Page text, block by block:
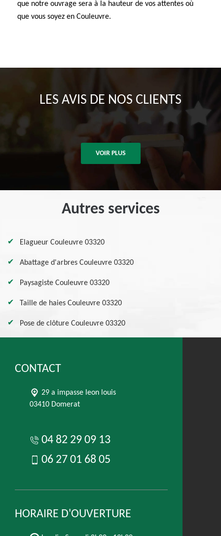
que notre ouvrage sera à la hauteur de vos attentes où
que vous soyez en Couleuvre.
LES AVIS DE NOS CLIENTS
VOIR PLUS
Autres services
Elagueur Couleuvre 03320
Abattage d'arbres Couleuvre 03320
Paysagiste Couleuvre 03320
Taille de haies Couleuvre 03320
Pose de clôture Couleuvre 03320
CONTACT
29 a impasse leon louis
03410 Domerat
04 82 29 09 13
06 27 01 68 05
HORAIRE D'OUVERTURE